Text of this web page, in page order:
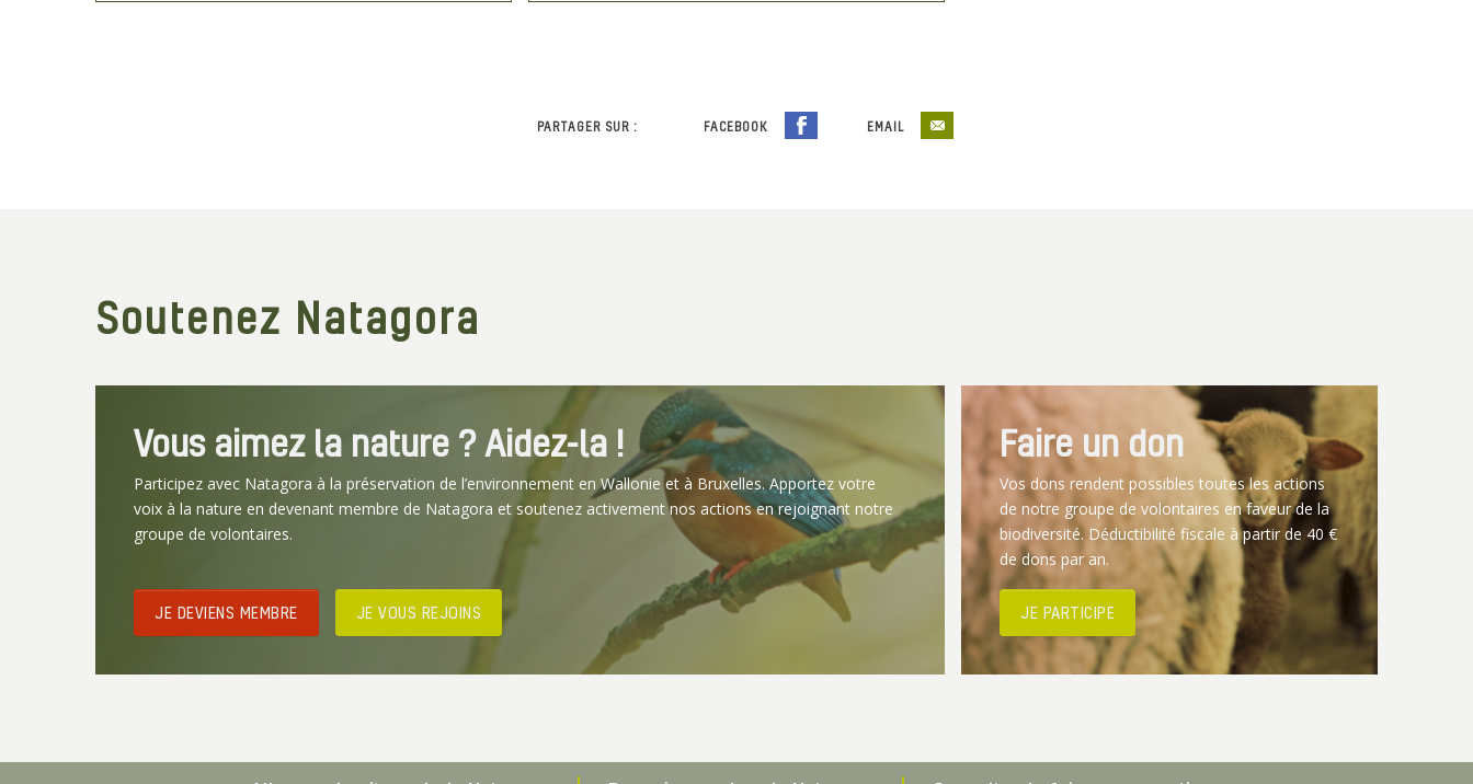
PARTAGER SUR : FACEBOOK EMAIL
Soutenez Natagora
Vous aimez la nature ? Aidez-la !
Participez avec Natagora à la préservation de l’environnement en Wallonie et à Bruxelles. Apportez votre
voix à la nature en devenant membre de Natagora et soutenez activement nos actions en rejoignant notre
groupe de volontaires.
JE DEVIENS MEMBRE JE VOUS REJOINS
Faire un don
Vos dons rendent possibles toutes les actions
de notre groupe de volontaires en faveur de la
biodiversité. Déductibilité fiscale à partir de 40 €
de dons par an.
JE PARTICIPE